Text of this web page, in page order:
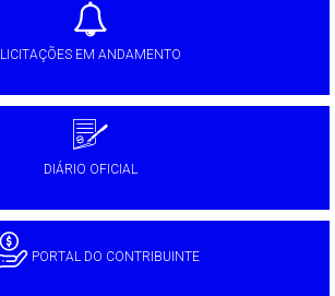
LICITAÇÕES EM ANDAMENTO
DIÁRIO OFICIAL
PORTAL DO CONTRIBUINTE